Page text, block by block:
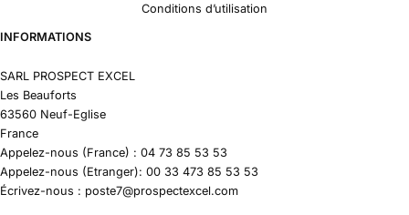
Conditions d’utilisation
INFORMATIONS
SARL PROSPECT EXCEL
Les Beauforts
63560 Neuf-Eglise
France
Appelez-nous (France) : 04 73 85 53 53
Appelez-nous (Etranger): 00 33 473 85 53 53
Écrivez-nous : poste7@prospectexcel.com